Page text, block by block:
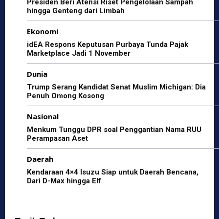
o
o
k
p
p
m
Presiden Beri Atensi Riset Pengelolaan Sampah
hingga Genteng dari Limbah
Ekonomi
idEA Respons Keputusan Purbaya Tunda Pajak
Marketplace Jadi 1 November
Dunia
Trump Serang Kandidat Senat Muslim Michigan: Dia
Penuh Omong Kosong
Nasional
Menkum Tunggu DPR soal Penggantian Nama RUU
Perampasan Aset
Daerah
Kendaraan 4×4 Isuzu Siap untuk Daerah Bencana,
Dari D-Max hingga Elf